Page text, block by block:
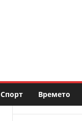
Спорт Времето